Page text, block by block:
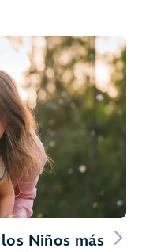
Niños más